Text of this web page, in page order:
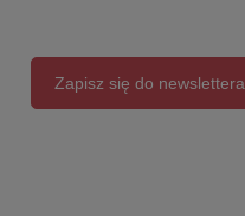
Zapisz się do newslettera